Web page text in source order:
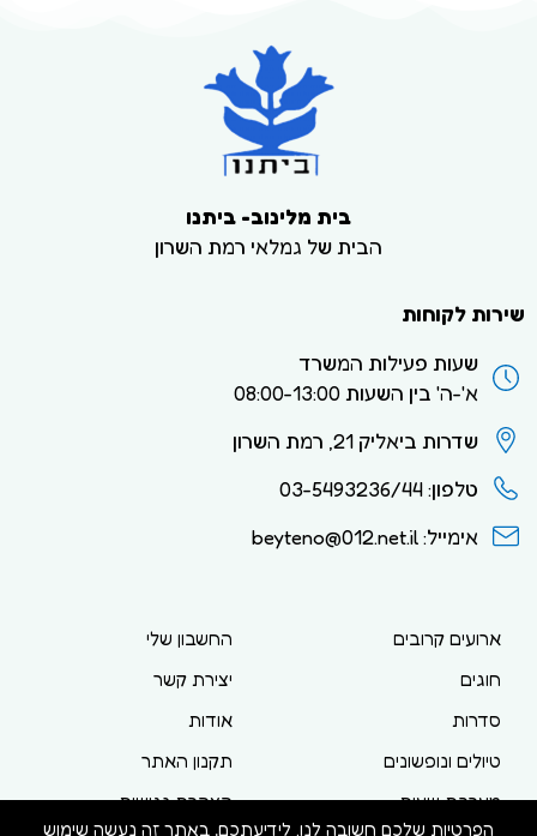
בית מלינוב- ביתנו
הבית של גמלאי רמת השרון
שירות לקוחות
שעות פעילות המשרד
א'-ה' בין השעות 08:00-13:00
שדרות ביאליק 21, רמת השרון
טלפון: 03-5493236/44
אימייל: beyteno@012.net.il
ארועים קרובים
חוגים
סדרות
טיולים ונופשונים
מערכת שעות
החשבון שלי
יצירת קשר
אודות
תקנון האתר
הצהרת נגישות
הפרטיות שלכם חשובה לנו. לידיעתכם, באתר זה נעשה שימוש